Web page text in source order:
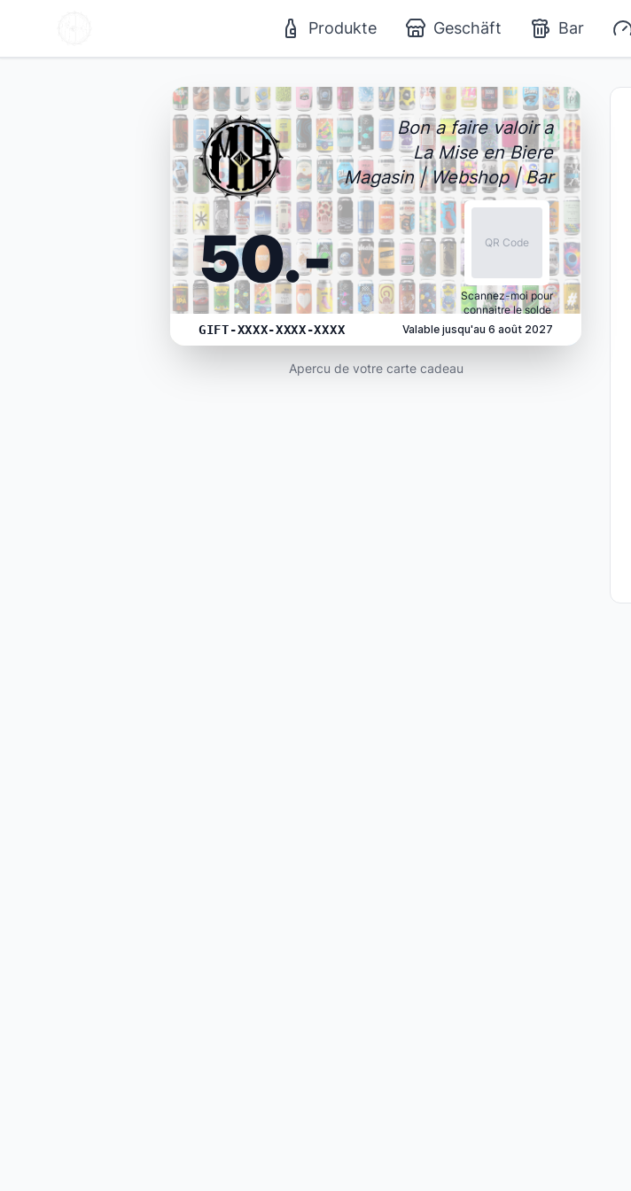
Produkte Geschäft Bar
Bon a faire valoir a
La Mise en Biere
Magasin | Webshop | Bar
50.- QR Code
Scannez-moi pour
connaitre le solde
GIFT-XXXX-XXXX-XXXX Valable jusqu'au 6 août 2027
Apercu de votre carte cadeau